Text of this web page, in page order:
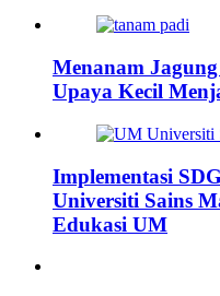
Menanam
Upaya Kecil
Implementasi
Universiti Sains
Edukasi UM